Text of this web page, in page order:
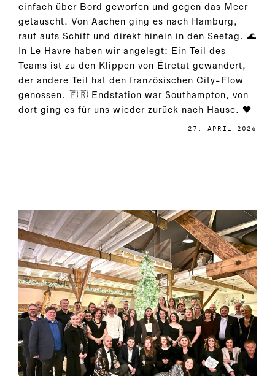
einfach über Bord geworfen und gegen das Meer
getauscht. Von Aachen ging es nach Hamburg,
rauf aufs Schiff und direkt hinein in den Seetag. 🌊
In Le Havre haben wir angelegt: Ein Teil des
Teams ist zu den Klippen von Étretat gewandert,
der andere Teil hat den französischen City-Flow
genossen. 🇫🇷 Endstation war Southampton, von
dort ging es für uns wieder zurück nach Hause. 🖤
27. APRIL 2026